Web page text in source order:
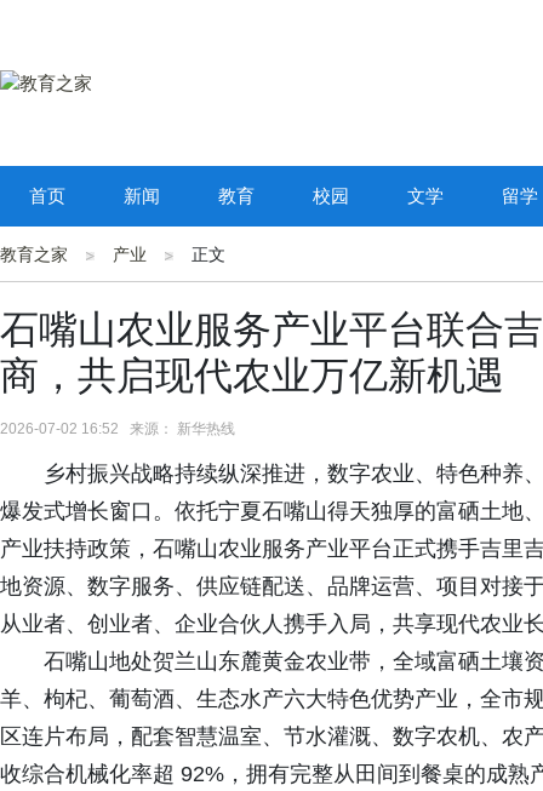
首页 新闻 教育 校园 文学 留学
教育之家 产业 正文
石嘴山农业服务产业平台联合
商，共启现代农业万亿新机遇
2026-07-02 16:52 来源： 新华热线
乡村振兴战略持续纵深推进，数字农业、特色种养
爆发式增长窗口。依托宁夏石嘴山得天独厚的富硒土地
产业扶持政策，石嘴山农业服务产业平台正式携手吉里
地资源、数字服务、供应链配送、品牌运营、项目对接
从业者、创业者、企业合伙人携手入局，共享现代农业
石嘴山地处贺兰山东麓黄金农业带，全域富硒土壤
羊、枸杞、葡萄酒、生态水产六大特色优势产业，全市
区连片布局，配套智慧温室、节水灌溉、数字农机、农
收综合机械化率超 92%，拥有完整从田间到餐桌的成